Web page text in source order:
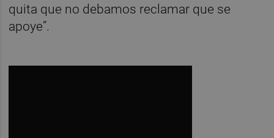
quita que no debamos reclamar que se
apoye”.